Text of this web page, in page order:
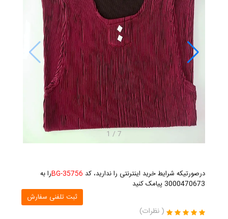
1 / 7
درصورتیکه شرایط خرید اینترنتی را ندارید، کد BG-35756را به
3000470673 پیامک کنید
ثبت تلفنی سفارش
( نظرات)